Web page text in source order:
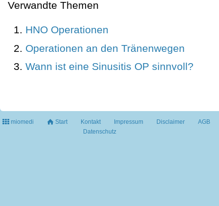
Verwandte Themen
HNO Operationen
Operationen an den Tränenwegen
Wann ist eine Sinusitis OP sinnvoll?
miomedi Start Kontakt Impressum Disclaimer
AGB
Datenschutz